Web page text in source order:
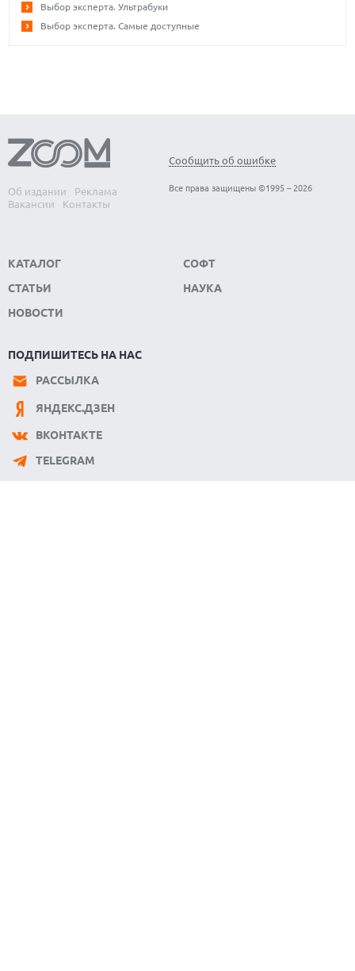
Выбор эксперта. Ультрабуки
Выбор эксперта. Самые доступные
Об издании
Реклама
Вакансии
Контакты
Сообщить об ошибке
Все права защищены ©1995 – 2026
КАТАЛОГ
СТАТЬИ
НОВОСТИ
СОФТ
НАУКА
ПОДПИШИТЕСЬ НА НАС
РАССЫЛКА
ЯНДЕКС.ДЗЕН
ВКОНТАКТЕ
TELEGRAM